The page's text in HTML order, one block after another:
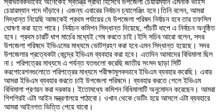
স্বাভাবিকভাবেই অনেকেই স্বতন্ত্র প্রার্থী হিসেবে উপজেলা চেয়ারম্যান এমনকি ভাইস
চেয়ারম্যান পদে দাঁড়াবে। এজন্য এবারের নির্বাচন চ্যালেঞ্জিং হবে।তিনি বলেন, আমরা
সিদ্ধান্ত নিয়েছি আজকেই প্রথম পর্যায়ের যে উপজেলা পরিষদ নির্বাচন হবে তার তফসিল
ঘোষণা করা হতে পারে। নির্বাচন কমিশন সিদ্ধান্ত দিয়েছে, পাঁচটি ধাপে এ নির্বাচন অনুষ্ঠিত
হবে। প্রথম চারটি ধাপ মার্চের মধ্যেই শেষ করতে চাই।ইসি সচিব আরো বলেন, সদর
উপজেলা পরিষদে ইভিএমের মাধ্যমে ভোটগ্রহণ করা হবে এমন সিদ্ধান্ত হয়েছে। সদর
উপজেলার প্রত্যেকটা কেন্দ্রে ইভিএম ব্যবহার করা হবে। এতদিন আমাদের বিধিমালা ছিল
না। পরিপত্রের মাধ্যমে এ পর্যন্ত যতগুলো করেছি জাতীয় সংসদ ছাড়া সিটি
করপোরেশনগুলোতে পরিপত্রের মাধ্যমে পরীক্ষামূলকভাবে ইভিএম ব্যবহার করেছি। এবার
আমরা ইভিএম ব্যবহার করতে চাই উপজেলা পরিষদে। ব্যবহার করতে গেলে ইভিএম
বিধিমালা প্রণয়ন করা দরকার। ইতোমধ্যে কমিশন বিধিমালাটি অনুমোদন করেছেন। আমরা
শিগগিরই এটা আইন মন্ত্রণালয়ে পাঠাবো। ওখান থেকে ভেটিং হয়ে আসলে এটা ব্যবহারে
আমরা আইনগত ভিত্তি পেয়ে যাবো।